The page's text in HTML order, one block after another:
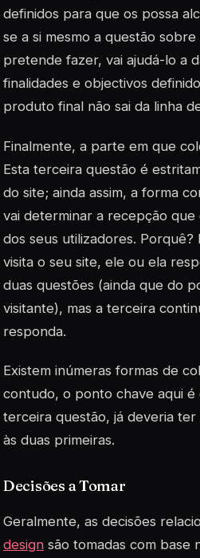
definidos para que os possa
se a si mesmo a questão
pretende fazer, vai ajudá-lo a
finalidades e objectivos
produto final não sai da linha
Finalmente, a parte em que
Esta terceira questão é
do site; ainda assim, a forma
vai determinar a recepção
dos seus utilizadores.
visita o seu site, ele ou ela
duas questões (ainda que do
visitante), mas a terceira
responda.
Existem inúmeras formas de
contudo, o ponto chave aqui é
terceira questão, já deveria ter
às duas primeiras.
Decisões a Tomar
Geralmente, as decisões
design são tomadas com base